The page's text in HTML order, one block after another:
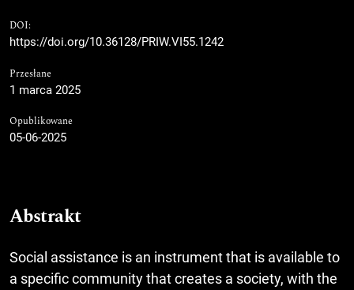
DOI:
https://doi.org/10.36128/PRIW.VI55.1242
Przesłane
1 marca 2025
Opublikowane
05-06-2025
Abstrakt
Social assistance is an instrument that is available to
a specific community that creates a society, with the